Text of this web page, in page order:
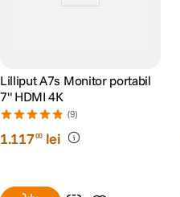
Lilliput A7s Monitor portabil
7" HDMI 4K
(9)
1.11700 lei